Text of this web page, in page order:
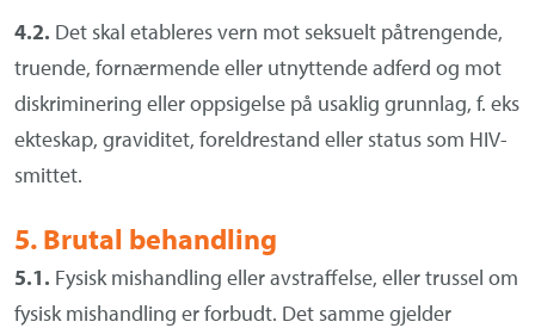
4.2. Det skal etableres vern mot seksuelt påtrengende,
truende, fornærmende eller utnyttende adferd og mot
diskriminering eller oppsigelse på usaklig grunnlag, f. eks
ekteskap, graviditet, foreldrestand eller status som HIV-
smittet.
5. Brutal behandling
5.1. Fysisk mishandling eller avstraffelse, eller trussel om
fysisk mishandling er forbudt. Det samme gjelder